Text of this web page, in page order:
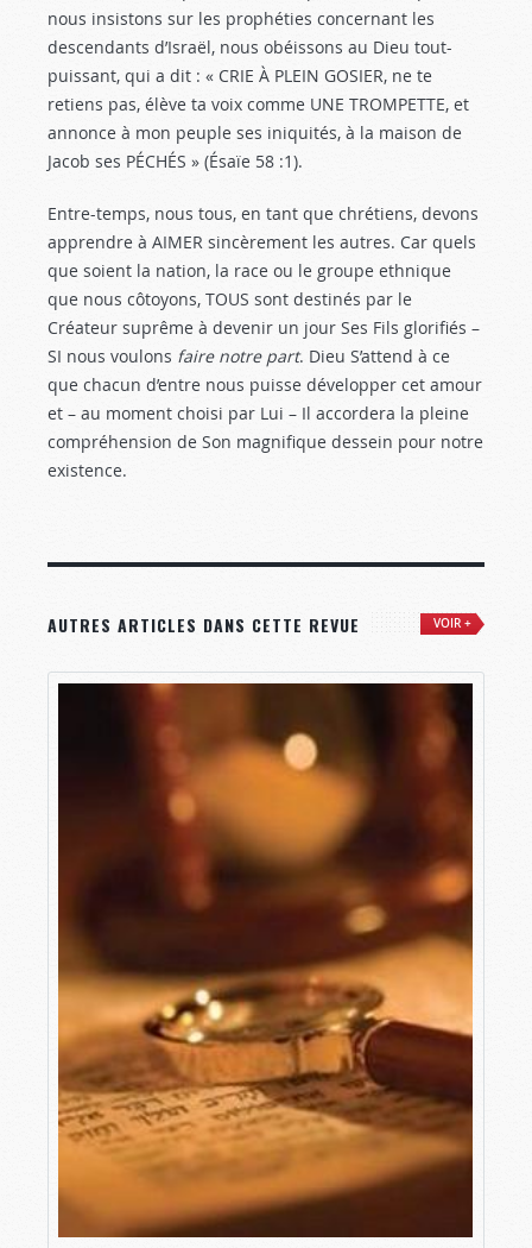
nous insistons sur les prophéties concernant les
descendants d’Israël, nous obéissons au Dieu tout-
puissant, qui a dit : « CRIE À PLEIN GOSIER, ne te
retiens pas, élève ta voix comme UNE TROMPETTE, et
annonce à mon peuple ses iniquités, à la maison de
Jacob ses PÉCHÉS » (Ésaïe 58 :1).
Entre-temps, nous tous, en tant que chrétiens, devons
apprendre à AIMER sincèrement les autres. Car quels
que soient la nation, la race ou le groupe ethnique
que nous côtoyons, TOUS sont destinés par le
Créateur suprême à devenir un jour Ses Fils glorifiés –
SI nous voulons faire notre part. Dieu S’attend à ce
que chacun d’entre nous puisse développer cet amour
et – au moment choisi par Lui – Il accordera la pleine
compréhension de Son magnifique dessein pour notre
existence.
AUTRES ARTICLES DANS CETTE REVUE VOIR +